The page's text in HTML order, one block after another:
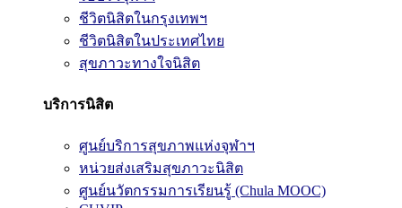
ชีวิตนิสิตในกรุงเทพฯ
ชีวิตนิสิตในประเทศไทย
สุขภาวะทางใจนิสิต
บริการนิสิต
ศูนย์บริการสุขภาพแห่งจุฬาฯ
หน่วยส่งเสริมสุขภาวะนิสิต
ศูนย์นวัตกรรมการเรียนรู้ (Chula MOOC)